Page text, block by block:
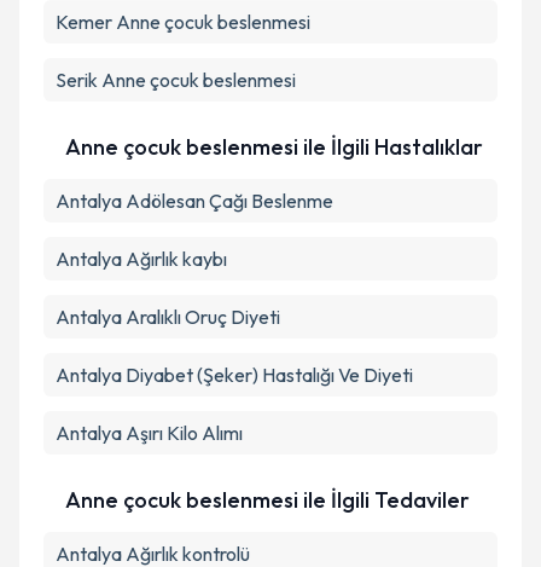
Kemer Anne çocuk beslenmesi
Serik Anne çocuk beslenmesi
Anne çocuk beslenmesi ile İlgili Hastalıklar
Antalya Adölesan Çağı Beslenme
Antalya Ağırlık kaybı
Antalya Aralıklı Oruç Diyeti
Antalya Diyabet (Şeker) Hastalığı Ve Diyeti
Antalya Aşırı Kilo Alımı
Anne çocuk beslenmesi ile İlgili Tedaviler
Antalya Ağırlık kontrolü